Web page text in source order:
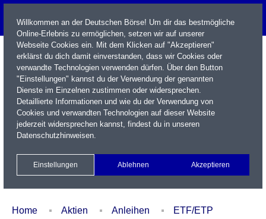
Name / WKN / ISIN / Kürzel
Xetra Realtime
Watchlist Portfolio Login
Home Aktien Anleihen
ETF/ETP
Willkommen an der Deutschen Börse! Um dir das bestmögliche
Online-Erlebnis zu ermöglichen, setzen wir auf unserer
Webseite Cookies ein. Mit dem Klicken auf "Akzeptieren"
erklärst du dich damit einverstanden, dass wir Cookies oder
verwandte Technologien verwenden dürfen. Über den Button
"Einstellungen" kannst du der Verwendung der genannten
Dienste im Einzelnen zustimmen oder widersprechen.
Detaillierte Informationen und wie du der Verwendung von
Cookies und verwandten Technologien auf dieser Website
jederzeit widersprechen kannst, findest du in unseren
Datenschutzhinweisen.
Einstellungen Ablehnen Akzeptieren